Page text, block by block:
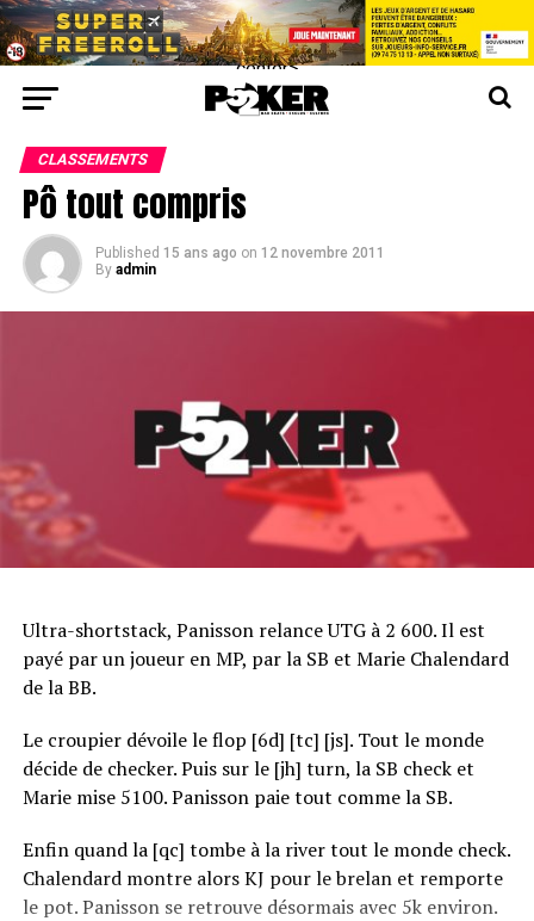
center>
CLASSEMENTS
Pô tout compris
Published 15 ans ago on 12 novembre 2011
By admin
Ultra-shortstack, Panisson relance UTG à 2 600. Il est
payé par un joueur en MP, par la SB et Marie Chalendard
de la BB.
Le croupier dévoile le flop [6d] [tc] [js]. Tout le monde
décide de checker. Puis sur le [jh] turn, la SB check et
Marie mise 5100. Panisson paie tout comme la SB.
Enfin quand la [qc] tombe à la river tout le monde check.
Chalendard montre alors KJ pour le brelan et remporte
le pot. Panisson se retrouve désormais avec 5k environ.